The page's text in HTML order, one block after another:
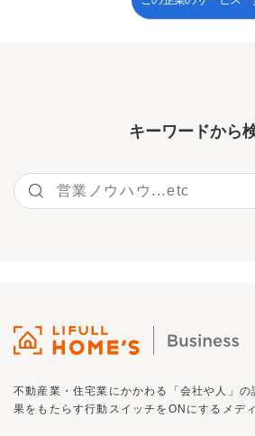
キーワー ドから
不動産業・住宅業にかかわる「会社や人」の
果をもたらす行動スイッチを ON にするメデ